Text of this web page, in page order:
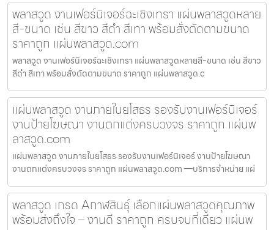
พลาสวูด งานเฟอร์นิเจอร์ฉะเชิงเทรา แผ่นพลาสวูดหลาย
สี-ขนาด เช่น สีขาว สีดำ สีเทา พร้อมสั่งตัดตามขนาด
ราคาถูก แผ่นพลาสวูด.com
พลาสวูด งานเฟอร์นิเจอร์ฉะเชิงเทรา แผ่นพลาสวูดหลายสี-ขนาด เช่น สีขาว
สีดำ สีเทา พร้อมสั่งตัดตามขนาด ราคาถูก แผ่นพลาสวูด.c
แผ่นพลาสวูด งานภายในยโสธร รองรับงานเฟอร์นิเจอร์
งานป้ายโฆษณา งานตกแต่งครบวงจร ราคาถูก แผ่นพ
ลาสวูด.com
แผ่นพลาสวูด งานภายในยโสธร รองรับงานเฟอร์นิเจอร์ งานป้ายโฆษณา
งานตกแต่งครบวงจร ราคาถูก แผ่นพลาสวูด.com —บริการจำหน่าย แผ่
พลาสวูด เกรด Aกาฬสินธุ์ เลือกแผ่นพลาสวูดคุณภาพ
พร้อมส่งถึงใจ – งานดี ราคาถูก ครบจบที่เดียว แผ่นพ